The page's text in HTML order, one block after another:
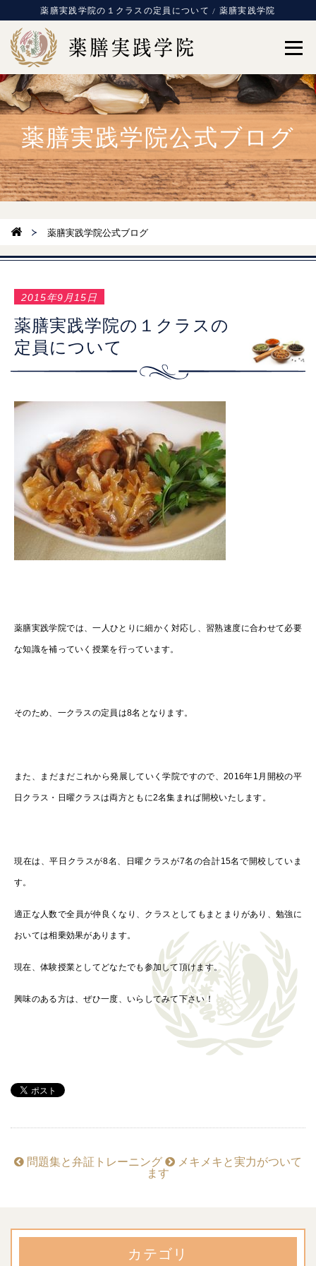
薬膳実践学院の１クラスの定員について / 薬膳実践学院
薬膳実践学院公式ブログ
薬膳実践学院公式ブログ
2015年9月15日
薬膳実践学院の１クラスの
定員について
薬膳実践学院では、一人ひとりに細かく対応し、習熟速度に合わせて必要
な知識を補っていく授業を行っています。
そのため、一クラスの定員は8名となります。
また、まだまだこれから発展していく学院ですので、2016年1月開校の平
日クラス・日曜クラスは両方ともに2名集まれば開校いたします。
現在は、平日クラスが8名、日曜クラスが7名の合計15名で開校していま
す。
適正な人数で全員が仲良くなり、クラスとしてもまとまりがあり、勉強に
おいては相乗効果があります。
現在、体験授業としてどなたでも参加して頂けます。
興味のある方は、ぜひ一度、いらしてみて下さい！
問題集と弁証トレーニング
メキメキと実力がついて
ます
カテゴリ